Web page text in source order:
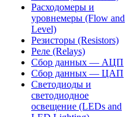
Расходомеры и
уровнемеры (Flow and
Level)
Резисторы (Resistors)
Реле (Relays)
Сбор данных — АЦП
Сбор данных — ЦАП
Светодиоды и
светодиодное
освещение (LEDs and